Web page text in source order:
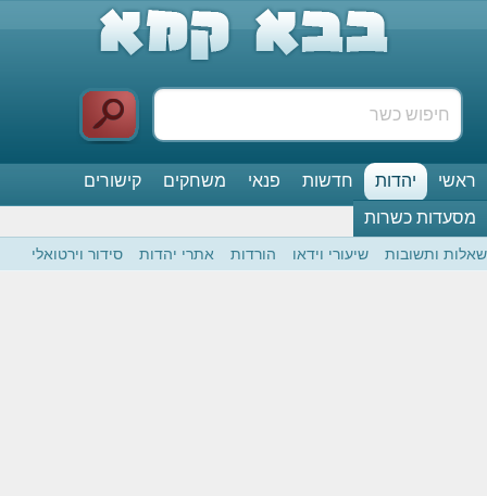
ראשי יהדות חדשות פנאי משחקים
קישורים
מסעדות כשרות
שאלות ותשובות שיעורי וידאו הורדות אתרי יהדות סידור וירטואלי